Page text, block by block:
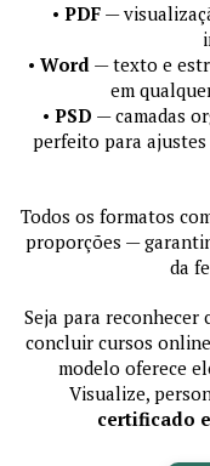
• PDF—
• Word— texto e
em
• PSD — camadas
perfeito para ajustes
Todos os formatos
proporções —
da
Seja para
concluir cursos
modelo oferece
Visualize,
certificado